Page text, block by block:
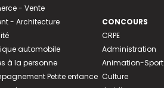
- Vente
- Architecture
automobile
à la personne
Petite enfance
CONCOURS
CRPE
Administration
Animation-Sport
Culture